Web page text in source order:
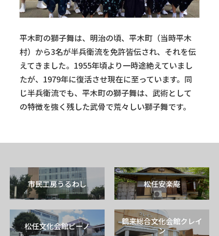
平木町の獅子舞は、明治の頃、平木町（当時平木
村）から3名が半兵衛流を免許皆伝され、それを伝
えてきました。1955年頃より一時途絶えていまし
たが、1979年に復活させ現在に至っています。同
じ半兵衛流でも、平木町の獅子舞は、武術として
の特徴を強く残した武骨で荒々しい獅子舞です。
市民工房うるわし 松任安楽庵
松任文化会館ピーノ
鶴来総合文化会館クレイ
ン